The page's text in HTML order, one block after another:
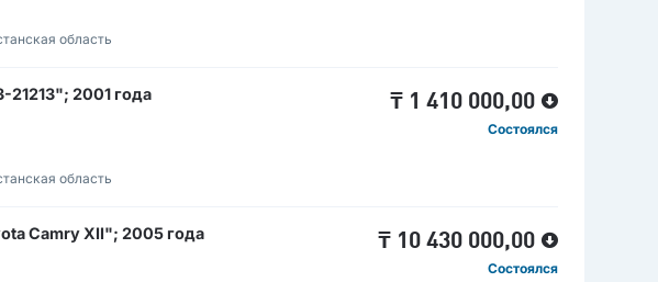
область
2001 года
область
₸ 1 410 000,00
Состоялся
Camry XII"; 2005 года ₸ 10 430 000,00
Состоялся